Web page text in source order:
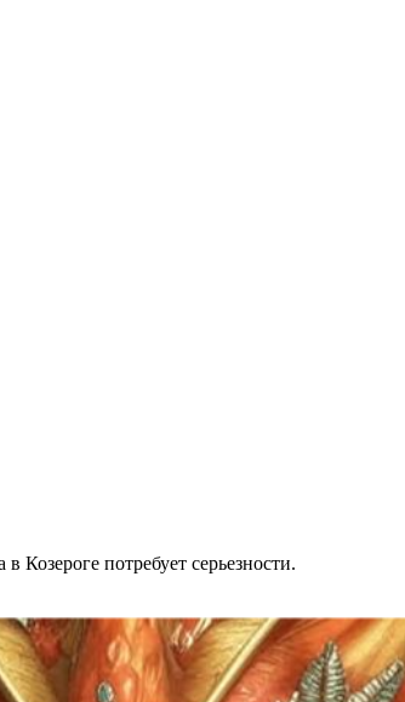
Козероге потребует серьезности.